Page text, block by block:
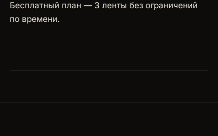
Бесплатный план — 3 ленты без ограничений
по времени.